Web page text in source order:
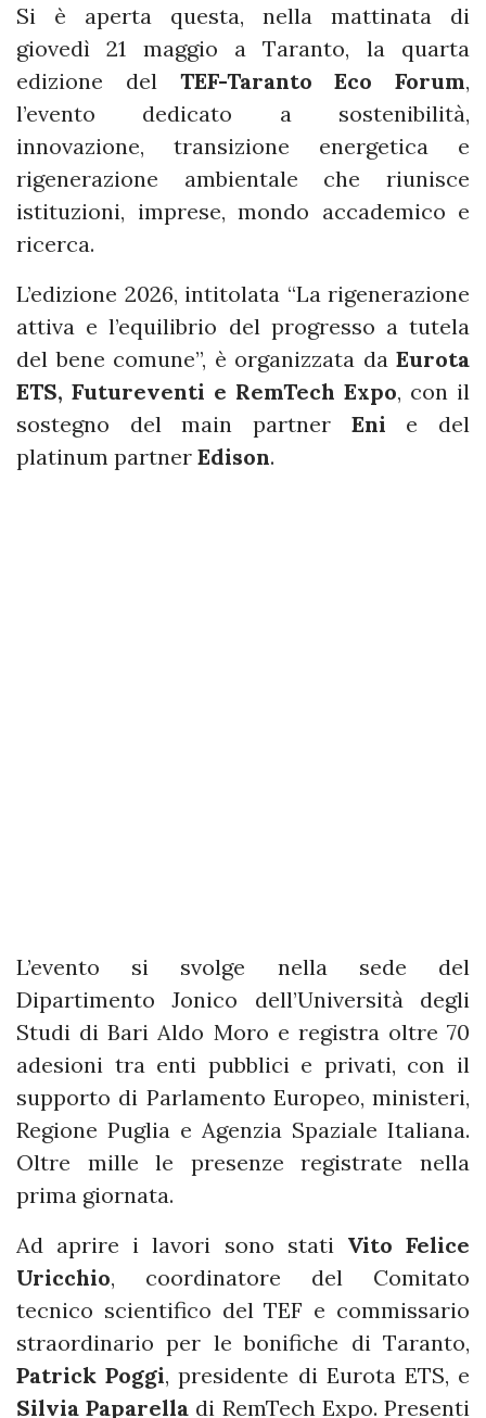
Si è aperta questa, nella mattinata di
giovedì 21 maggio a Taranto, la quarta
edizione del TEF-Taranto Eco Forum,
l’evento dedicato a sostenibilità,
innovazione, transizione energetica e
rigenerazione ambientale che riunisce
istituzioni, imprese, mondo accademico e
ricerca.
L’edizione 2026, intitolata “La rigenerazione
attiva e l’equilibrio del progresso a tutela
del bene comune”, è organizzata da Eurota
ETS, Futureventi e RemTech Expo, con il
sostegno del main partner Eni e del
platinum partner Edison.
L’evento si svolge nella sede del
Dipartimento Jonico dell’Università degli
Studi di Bari Aldo Moro e registra oltre 70
adesioni tra enti pubblici e privati, con il
supporto di Parlamento Europeo, ministeri,
Regione Puglia e Agenzia Spaziale Italiana.
Oltre mille le presenze registrate nella
prima giornata.
Ad aprire i lavori sono stati Vito Felice
Uricchio, coordinatore del Comitato
tecnico scientifico del TEF e commissario
straordinario per le bonifiche di Taranto,
Patrick Poggi, presidente di Eurota ETS, e
Silvia Paparella di RemTech Expo. Presenti